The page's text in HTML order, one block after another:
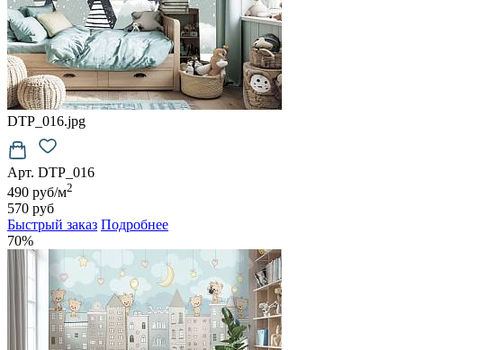
DTP_016.jpg
Арт. DTP_016
490 руб/м2
570 руб
Быстрый заказ Подробнее
70%